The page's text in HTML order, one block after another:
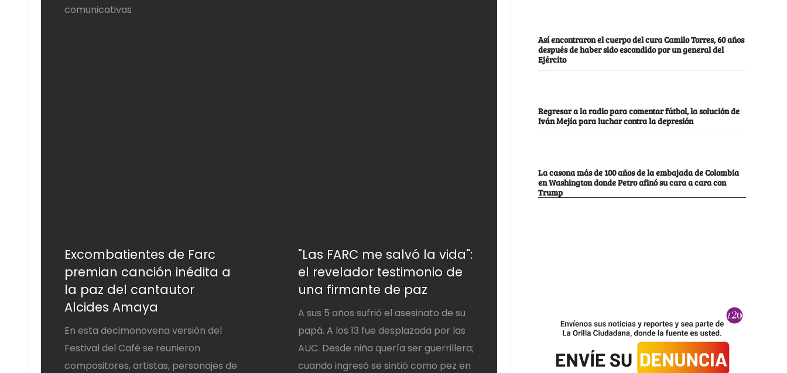
comunicativas
Excombatientes de Farc
premian canción inédita a
la paz del cantautor
Alcides Amaya
En esta decimonovena versión del
Festival del Café se reunieron
compositores, artistas, personajes de
"Las FARC me salvó la vida":
el revelador testimonio de
una firmante de paz
A sus 5 años sufrió el asesinato de su
papá. A los 13 fue desplazada por las
AUC. Desde niña quería ser guerrillera;
cuando ingresó se sintió como pez en
Así encontraron el cuerpo del cura Camilo Torres, 60 años
después de haber sido escondido por un general del
Ejército
Regresar a la radio para comentar fútbol, la solución de
Iván Mejía para luchar contra la depresión
La casona más de 100 años de la embajada de Colombia
en Washington donde Petro afinó su cara a cara con
Trump